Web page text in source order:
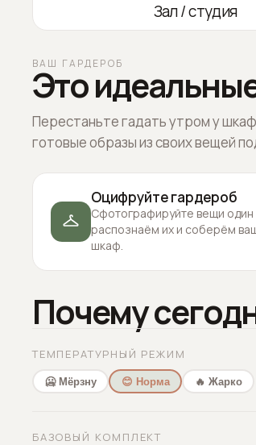
Зал / студия
ВАШ ГАРДЕРОБ
Это
Перестаньте гадать утром у
готовые образы из своих вещей
Оцифруйте гардероб
Сфотографируйте вещи
распознаём их и соберём
шкаф.
Почему
ТЕМПЕРАТУРНЫЙ РЕЖИМ
🥶 Мёрзну 😊 Норма 🔥 Жарко
БАЗОВЫЙ КОМПЛЕКТ